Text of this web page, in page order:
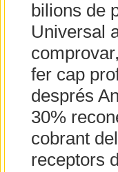
bilions de
Universal
fer cap
després
30%
cobrant
receptors